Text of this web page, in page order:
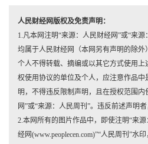
人民财经网版权及免责声明：
1.凡本网注明“来源：人民财经网”或“来
均属于人民财经网（本网另有声明的除
个人不得转载、摘编或以其它方式使用
权使用协议的单位及个人，应注意作品
明，不得违反限制声明，且在授权范围
网”或“来源：人民周刊”。违反前述声明
2.本网所有的图片作品中，即使注明“来
经网(www.peoplecen.com)”“人民周刊”水